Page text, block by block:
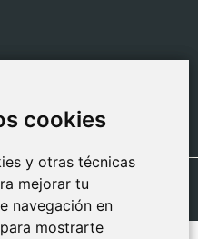
cookies
y otras técnicas
mejorar tu
navegación en
mostrarte
cookies
y otras técnicas
mejorar tu
navegación en
mostrarte